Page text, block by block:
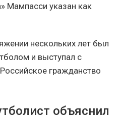
Мампасси указан как
нескольких лет был
и выступал с
гражданство
объяснил